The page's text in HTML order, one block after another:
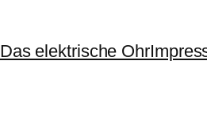
Das elektrische Ohr